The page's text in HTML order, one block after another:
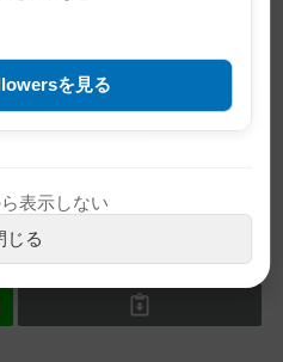
印刷
文字
を見る
表示しない
じる